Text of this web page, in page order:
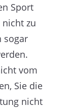
Sport
zu
sogar
vom
Sie die
nicht